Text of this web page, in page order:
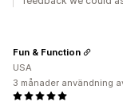
Fun & Function
USA
3 månader användning